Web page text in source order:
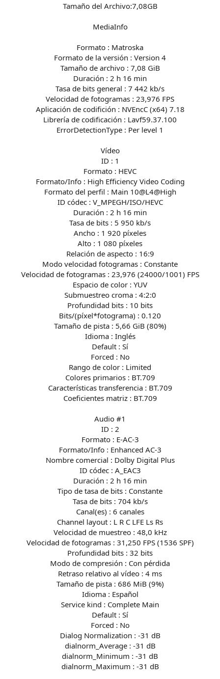
Tamaño del Archivo:7,08GB
MediaInfo
Formato : Matroska
Formato de la versión : Version 4
Tamaño de archivo : 7,08 GiB
Duración : 2 h 16 min
Tasa de bits general : 7 442 kb/s
Velocidad de fotogramas : 23,976 FPS
Aplicación de codifición : NVEncC (x64) 7.18
Librería de codificación : Lavf59.37.100
ErrorDetectionType : Per level 1
Vídeo
ID : 1
Formato : HEVC
Formato/Info : High Efficiency Video Coding
Formato del perfil : Main 10@L4@High
ID códec : V_MPEGH/ISO/HEVC
Duración : 2 h 16 min
Tasa de bits : 5 950 kb/s
Ancho : 1 920 píxeles
Alto : 1 080 píxeles
Relación de aspecto : 16:9
Modo velocidad fotogramas : Constante
Velocidad de fotogramas : 23,976 (24000/1001) FPS
Espacio de color : YUV
Submuestreo croma : 4:2:0
Profundidad bits : 10 bits
Bits/(píxel*fotograma) : 0.120
Tamaño de pista : 5,66 GiB (80%)
Idioma : Inglés
Default : Sí
Forced : No
Rango de color : Limited
Colores primarios : BT.709
Características transferencia : BT.709
Coeficientes matriz : BT.709
Audio #1
ID : 2
Formato : E-AC-3
Formato/Info : Enhanced AC-3
Nombre comercial : Dolby Digital Plus
ID códec : A_EAC3
Duración : 2 h 16 min
Tipo de tasa de bits : Constante
Tasa de bits : 704 kb/s
Canal(es) : 6 canales
Channel layout : L R C LFE Ls Rs
Velocidad de muestreo : 48,0 kHz
Velocidad de fotogramas : 31,250 FPS (1536 SPF)
Profundidad bits : 32 bits
Modo de compresión : Con pérdida
Retraso relativo al vídeo : 4 ms
Tamaño de pista : 686 MiB (9%)
Idioma : Español
Service kind : Complete Main
Default : Sí
Forced : No
Dialog Normalization : -31 dB
dialnorm_Average : -31 dB
dialnorm_Minimum : -31 dB
dialnorm_Maximum : -31 dB